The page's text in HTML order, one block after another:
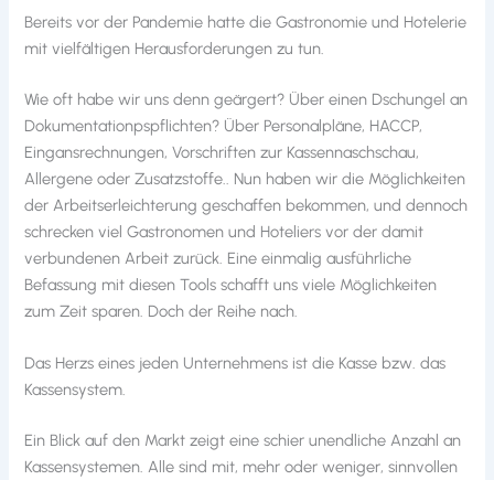
Bereits vor der Pandemie hatte die Gastronomie und Hotelerie
mit vielfältigen Herausforderungen zu tun.
Wie oft habe wir uns denn geärgert? Über einen Dschungel an
Dokumentationpspflichten? Über Personalpläne, HACCP,
Eingansrechnungen, Vorschriften zur Kassennaschschau,
Allergene oder Zusatzstoffe.. Nun haben wir die Möglichkeiten
der Arbeitserleichterung geschaffen bekommen, und dennoch
schrecken viel Gastronomen und Hoteliers vor der damit
verbundenen Arbeit zurück. Eine einmalig ausführliche
Befassung mit diesen Tools schafft uns viele Möglichkeiten
zum Zeit sparen. Doch der Reihe nach.
Das Herzs eines jeden Unternehmens ist die Kasse bzw. das
Kassensystem.
Ein Blick auf den Markt zeigt eine schier unendliche Anzahl an
Kassensystemen. Alle sind mit, mehr oder weniger, sinnvollen